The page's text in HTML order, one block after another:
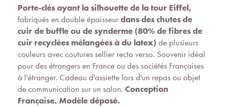
Porte-clés ayant la silhouette de la tour Eiffel,
fabriqués en double épaisseurdans des chutes de
cuir de buffle ou desynderme (80% de fibres de
cuir recyclées mélangées à du latex) de plusieurs
couleurs avec coutures sellier recto verso. Souvenir idéal
pour des étrangers en France ou des sociétés Françaises
à l'étranger. Cadeau d'assiette lors d'un repas ou objet
de communication sur un salon. Conception
Française. Modèle déposé.